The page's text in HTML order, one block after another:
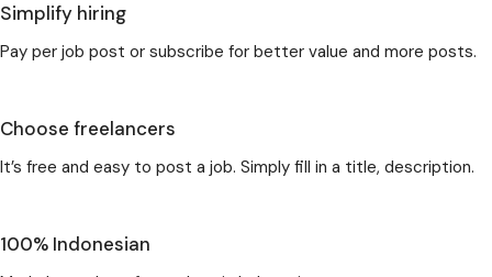
Simplify hiring
Pay per job post or subscribe for better value and more posts.
Choose freelancers
It’s free and easy to post a job. Simply fill in a title, description.
100% Indonesian